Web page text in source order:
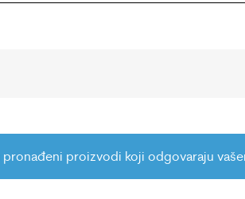
pronađeni proizvodi koji odgovaraju